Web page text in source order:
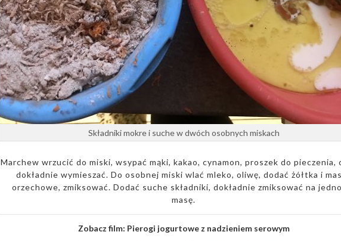
Składniki mokre i suche w dwóch osobnych miskach
Marchew wrzucić do miski, wsypać mąki, kakao, cynamon, proszek do pieczenia,
dokładnie wymieszać. Do osobnej miski wlać mleko, oliwę, dodać żółtka i
orzechowe, zmiksować. Dodać suche składniki, dokładnie zmiksować na
masę.
Zobacz film: Pierogi jogurtowe z nadzieniem serowym